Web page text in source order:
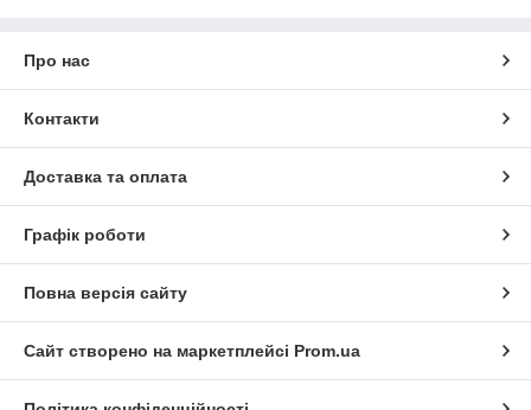
Про нас
Контакти
Доставка та оплата
Графік роботи
Повна версія сайту
Сайт створено на маркетплейсі Prom.ua